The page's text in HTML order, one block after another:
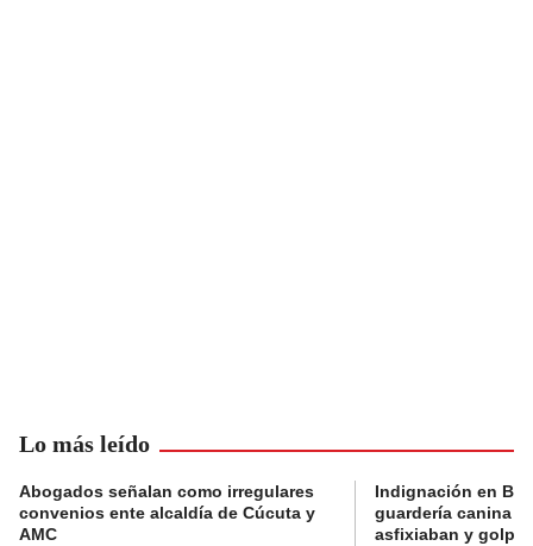
Lo más leído
Abogados señalan como irregulares
convenios ente alcaldía de Cúcuta y
AMC
Indignación en
guardería canina
asfixiaban y